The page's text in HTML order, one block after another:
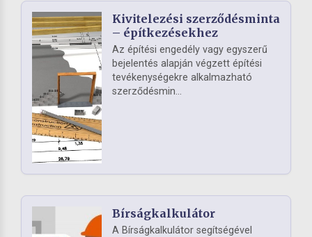
Kivitelezési szerződésminta
– építkezésekhez
Az építési engedély vagy egyszerű
bejelentés alapján végzett építési
tevékenységekre alkalmazható
szerződésmin...
Bírságkalkulátor
A Bírságkalkulátor segítségével